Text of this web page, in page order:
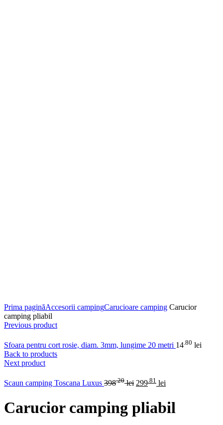
Prima paginăAccesorii campingCarucioare camping Carucior
camping pliabil
Previous product
Sfoara pentru cort rosie, diam. 3mm, lungime 20 metri 14 .80 lei
Back to products
Next product
Scaun camping Toscana Luxus 398.20 lei 299 .81 lei
Carucior camping pliabil